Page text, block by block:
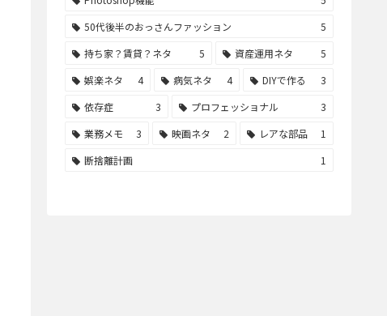
50代後半のおっさんファッション
5
持ち家？賃貸？ネタ
5 資産運用ネタ
5
娯楽ネタ
4 病気ネタ 4 DIYで作る
3
依存症
3 プロフェッショナル
3
業務メモ
3 映画ネタ 2 レアな部品
1
断捨離計画
1